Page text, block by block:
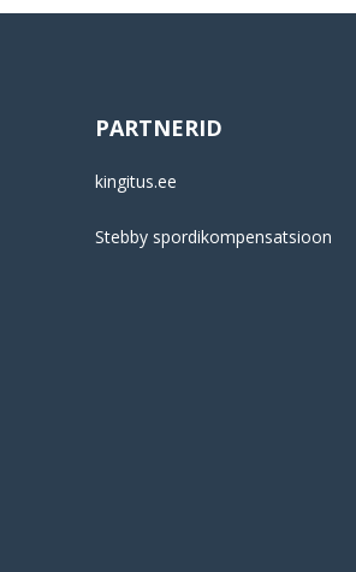
PARTNERID
kingitus.ee
Stebby spordikompensatsioon